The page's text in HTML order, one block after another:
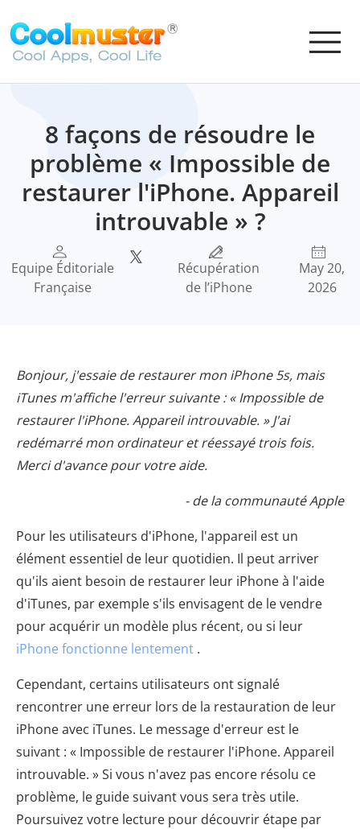
8 façons de résoudre le
problème « Impossible de
restaurer l'iPhone. Appareil
introuvable » ?
Equipe Éditoriale
Française
Récupération
de l’iPhone
May 20,
2026
Bonjour, j'essaie de restaurer mon iPhone 5s, mais
iTunes m'affiche l'erreur suivante : « Impossible de
restaurer l'iPhone. Appareil introuvable. » J'ai
redémarré mon ordinateur et réessayé trois fois.
Merci d'avance pour votre aide.
- de la communauté Apple
Pour les utilisateurs d'iPhone, l'appareil est un
élément essentiel de leur quotidien. Il peut arriver
qu'ils aient besoin de restaurer leur iPhone à l'aide
d'iTunes, par exemple s'ils envisagent de le vendre
pour acquérir un modèle plus récent, ou si leur
iPhone fonctionne lentement .
Cependant, certains utilisateurs ont signalé
rencontrer une erreur lors de la restauration de leur
iPhone avec iTunes. Le message d'erreur est le
suivant : « Impossible de restaurer l'iPhone. Appareil
introuvable. » Si vous n'avez pas encore résolu ce
problème, le guide suivant vous sera très utile.
Poursuivez votre lecture pour découvrir étape par